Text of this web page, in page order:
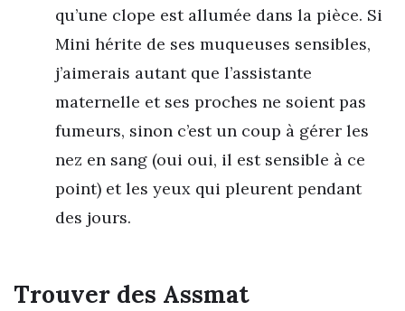
qu’une clope est allumée dans la pièce. Si
Mini hérite de ses muqueuses sensibles,
j’aimerais autant que l’assistante
maternelle et ses proches ne soient pas
fumeurs, sinon c’est un coup à gérer les
nez en sang (oui oui, il est sensible à ce
point) et les yeux qui pleurent pendant
des jours.
Trouver des Assmat